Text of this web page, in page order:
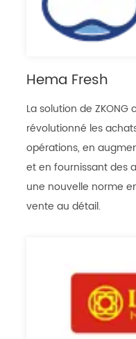
Hema Fresh
La solution de ZKONG
révolutionné les
opérations, en
et en fournissant des
une nouvelle norme
vente au détail.